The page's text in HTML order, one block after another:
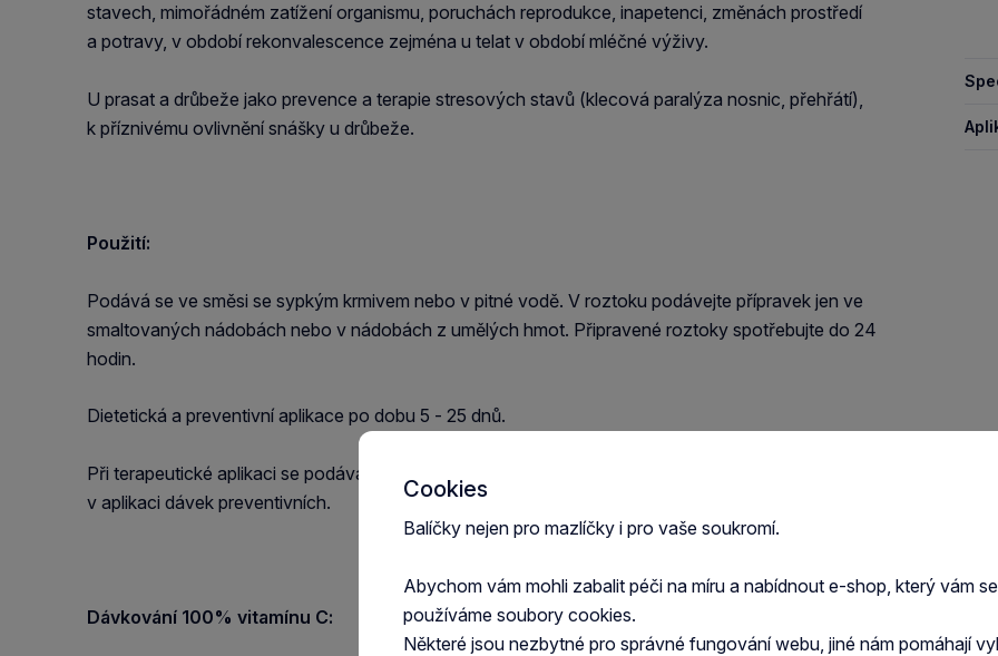
stavech, mimořádném zatížení organismu, poruchách reprodukce, inapetenci, změnách prostředí
a potravy, v období rekonvalescence zejména u telat v období mléčné výživy.
U prasat a drůbeže jako prevence a terapie stresových stavů (klecová paralýza nosnic, přehřátí),
k příznivému ovlivnění snášky u drůbeže.
Použití:
Podává se ve směsi se sypkým krmivem nebo v pitné vodě. V roztoku podávejte přípravek jen ve
smaltovaných nádobách nebo v nádobách z umělých hmot. Připravené roztoky spotřebujte do 24
hodin.
Dietetická a preventivní aplikace po dobu 5 - 25 dnů.
Při terapeutické aplikaci se podávají dávky 2 - 3 krát vyšší po dobu 5 - 7 dnů, dále pokračovat ještě
v aplikaci dávek preventivních.
Dávkování 100% vitamínu C:
Cookies
Balíčky nejen pro mazlíčky i pro vaše soukromí.
Abychom vám mohli zabalit péči na míru a nabídnout e-shop, který vám
používáme soubory cookies.
Některé jsou nezbytné pro správné fungování webu, jiné nám pomáhají